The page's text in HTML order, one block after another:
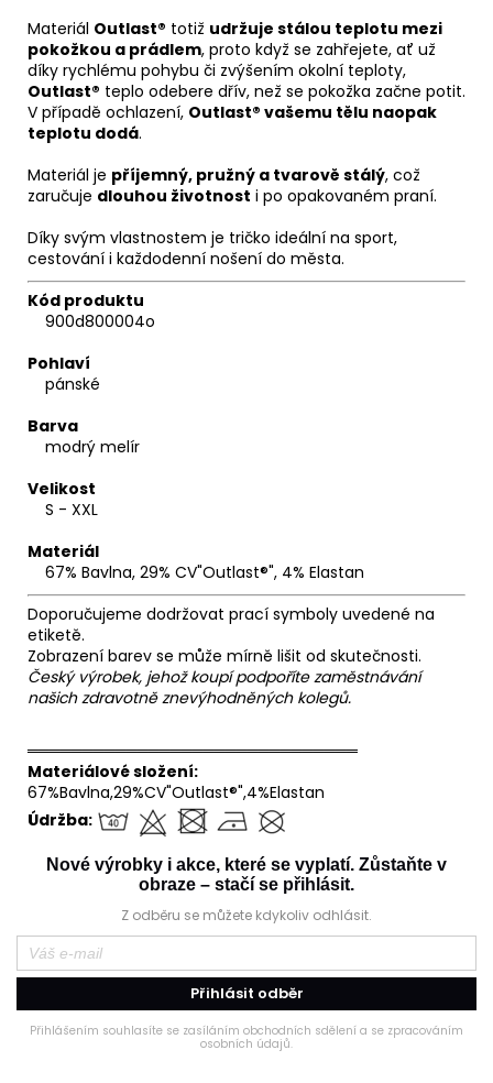
Materiál Outlast® totiž udržuje stálou teplotu mezi
pokožkou a prádlem, proto když se zahřejete, ať už
díky rychlému pohybu či zvýšením okolní teploty,
Outlast® teplo odebere dřív, než se pokožka začne potit.
V případě ochlazení, Outlast® vašemu tělu naopak
teplotu dodá.
Materiál je příjemný, pružný a tvarově stálý, což
zaručuje dlouhou životnost i po opakovaném praní.
Díky svým vlastnostem je tričko ideální na sport,
cestování i každodenní nošení do města.
Kód produktu
900d800004o
Pohlaví
pánské
Barva
modrý melír
Velikost
S - XXL
Materiál
67% Bavlna, 29% CV"Outlast®", 4% Elastan
Doporučujeme dodržovat prací symboly uvedené na
etiketě.
Zobrazení barev se může mírně lišit od skutečnosti.
Český výrobek, jehož koupí podpoříte zaměstnávání
našich zdravotně znevýhodněných kolegů.
══════════════════════════════
Materiálové složení:
67%Bavlna,29%CV"Outlast®",4%Elastan
Údržba:
Nové výrobky i akce, které se vyplatí. Zůstaňte v
obraze – stačí se přihlásit.
Z odběru se můžete kdykoliv odhlásit.
Přihlásit odběr
Přihlášením souhlasíte se zasíláním obchodních sdělení a se zpracováním
osobních údajů.